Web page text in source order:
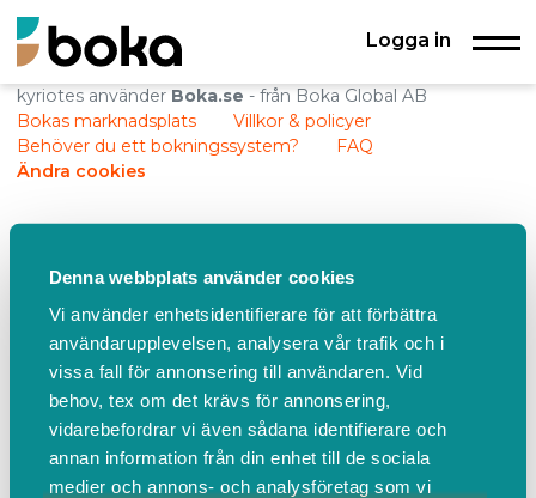
Denna webbplats använder cookies
Vi använder enhetsidentifierare för att förbättra
användarupplevelsen, analysera vår trafik och i
vissa fall för annonsering till användaren. Vid
behov, tex om det krävs för annonsering,
vidarebefordrar vi även sådana identifierare och
annan information från din enhet till de sociala
medier och annons- och analysföretag som vi
Logga in
kyriotes använder Boka.se - från Boka Global AB
Bokas marknadsplats
Villkor & policyer
Behöver du ett bokningssystem?
FAQ
Ändra cookies